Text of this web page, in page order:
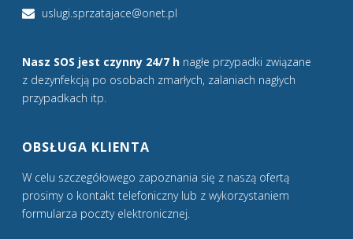
uslugi.sprzatajace@onet.pl
Nasz SOS jest czynny 24/7 h nagłe przypadki związane
z dezynfekcją po osobach zmarłych, zalaniach nagłych
przypadkach itp.
OBSŁUGA KLIENTA
W celu szczegółowego zapoznania się z naszą ofertą
prosimy o kontakt telefoniczny lub z wykorzystaniem
formularza poczty elektronicznej.